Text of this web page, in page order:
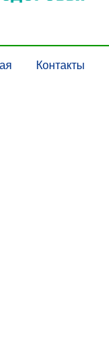
Контакты